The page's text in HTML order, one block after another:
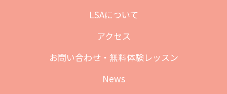
LSAについて
アクセス
お問い合わせ・無料体験レッスン
News